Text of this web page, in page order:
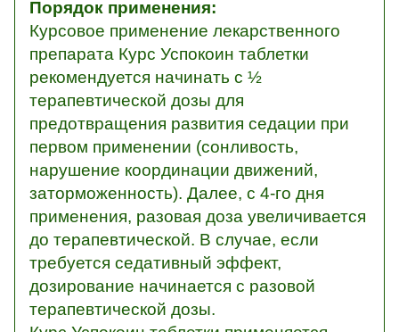
Порядок применения:
Курсовое применение лекарственного
препарата Курс Успокоин таблетки
рекомендуется начинать с ½
терапевтической дозы для
предотвращения развития седации при
первом применении (сонливость,
нарушение координации движений,
заторможенность). Далее, с 4-го дня
применения, разовая доза увеличивается
до терапевтической. В случае, если
требуется седативный эффект,
дозирование начинается с разовой
терапевтической дозы.